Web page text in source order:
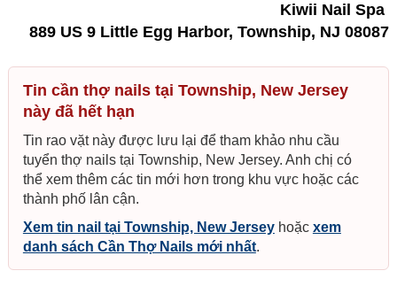
Kiwii Nail Spa
889 US 9 Little Egg Harbor, Township, NJ 08087
Tin cần thợ nails tại Township, New Jersey
này đã hết hạn
Tin rao vặt này được lưu lại để tham khảo nhu cầu
tuyển thợ nails tại Township, New Jersey. Anh chị có
thể xem thêm các tin mới hơn trong khu vực hoặc các
thành phố lân cận.
Xem tin nail tại Township, New Jerseyhoặc xem
danh sách Cần Thợ Nails mới nhất.